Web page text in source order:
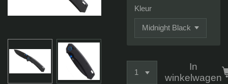
Kleur
In
winkelwagen